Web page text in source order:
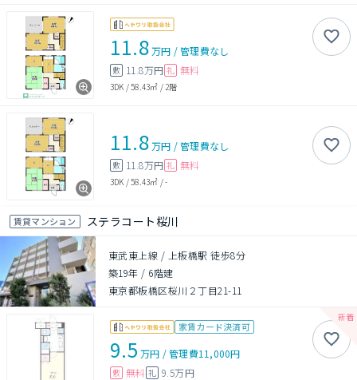
11.8万円 /管理費なし
敷 11.8万円 礼 無料
3DK /58.43㎡ /2階
11.8万円 /管理費なし
敷 11.8万円 礼 無料
3DK /58.43㎡ /-
賃貸マンション ステラコート桜川
東武東上線 / 上板橋駅 徒歩8分
築19年 / 6階建
東京都板橋区桜川２丁目21-11
家賃カード決済可
9.5 万円 /管理費11,000円
敷 無料 礼 9.5万円